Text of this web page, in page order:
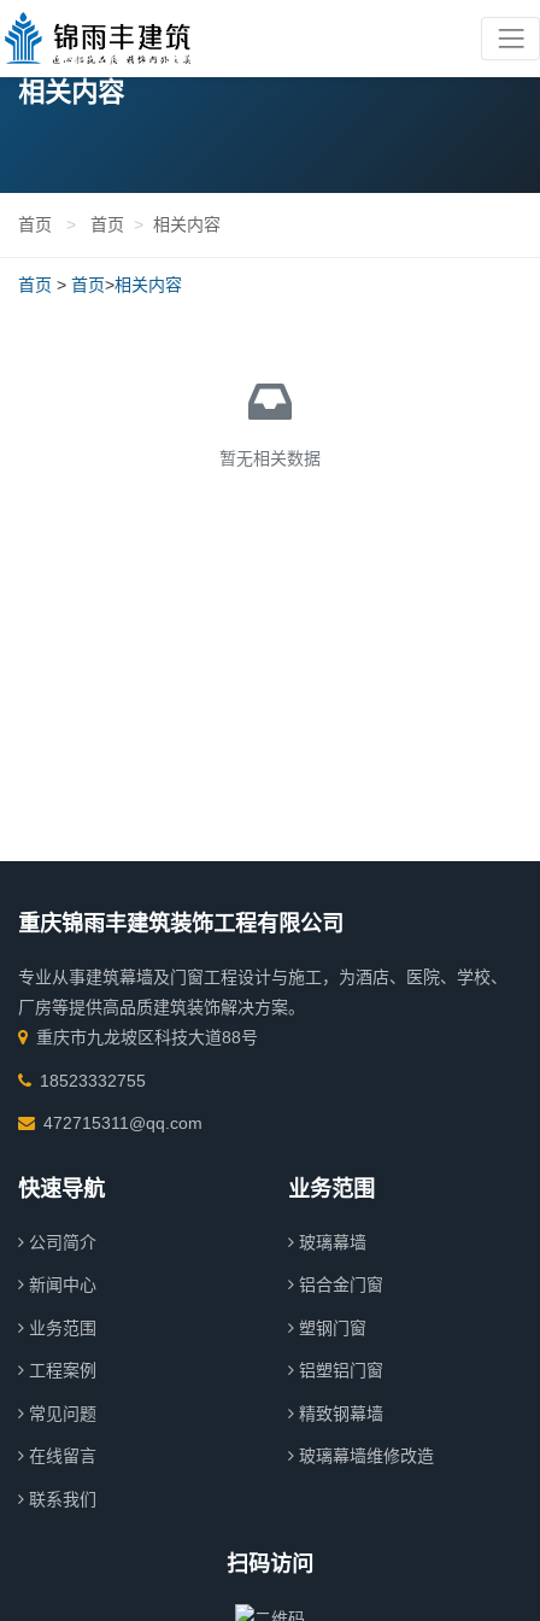
相关内容
首页 > 首页 > 相关内容
首页 > 首页>相关内容
暂无相关数据
重庆锦雨丰建筑装饰工程有限公司
专业从事建筑幕墙及门窗工程设计与施工，为酒店、医院、学校、
厂房等提供高品质建筑装饰解决方案。
重庆市九龙坡区科技大道88号
18523332755
472715311@qq.com
快速导航
公司简介
新闻中心
业务范围
工程案例
常见问题
在线留言
联系我们
业务范围
玻璃幕墙
铝合金门窗
塑钢门窗
铝塑铝门窗
精致钢幕墙
玻璃幕墙维修改造
扫码访问